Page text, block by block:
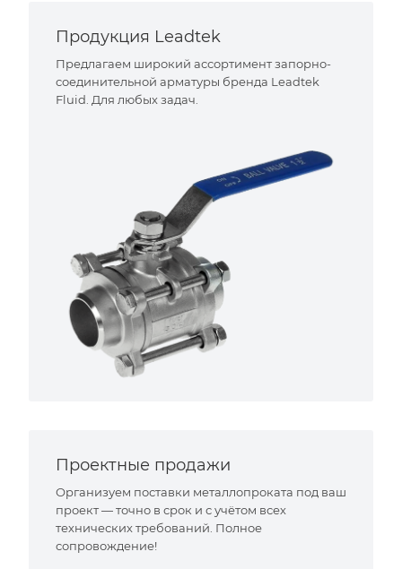
Продукция Leadtek
Предлагаем широкий ассортимент запорно-
соединительной арматуры бренда Leadtek
Fluid. Для любых задач.
Проектные продажи
Организуем поставки металлопроката под ваш
проект — точно в срок и с учётом всех
технических требований. Полное
сопровождение!